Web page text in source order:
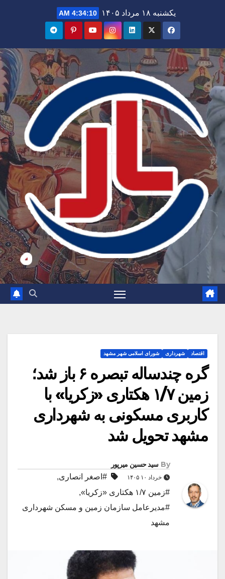
یکشنبه ۱۸ مرداد ۱۴۰۵ 4:34:12 AM
اقتصاد شهرداری شورای اسلامی شهر مشهد
گره چندساله تبصره ۶ باز شد؛
زمین ۱/۷ هکتاری «زکریا» با
کاربری مسکونی به شهرداری
مشهد تحویل شد
By سید حسین میرپور
خرداد ۱۰ ۱۴۰۵ #اصغر انصاری,
#زمین ۱/۷ هکتاری «زکریا»
,
#مدیرعامل سازمان زمین و مسکن شهرداری
مشهد